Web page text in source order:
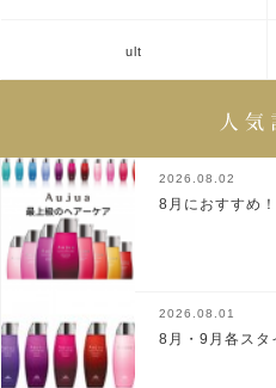
ult
2026.08.02
8月におすすめ
2026.08.01
8月・9月各スタ